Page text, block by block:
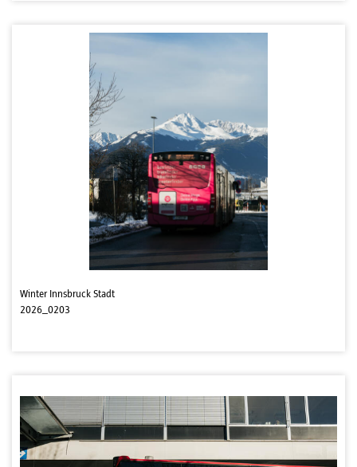
Winter Innsbruck Stadt
2026_0203